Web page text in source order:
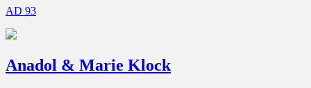
AD 93
Anadol & Marie Klock